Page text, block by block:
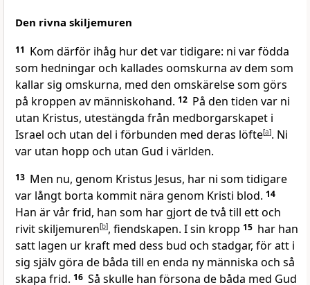
Den rivna skiljemuren
11 Kom därför ihåg hur det var tidigare: ni var födda
som hedningar och kallades oomskurna av dem som
kallar sig omskurna, med den omskärelse som görs
på kroppen av människohand. 12 På den tiden var ni
utan Kristus, utestängda från medborgarskapet i
Israel och utan del i förbunden med deras löfte[a]. Ni
var utan hopp och utan Gud i världen.
13 Men nu, genom Kristus Jesus, har ni som tidigare
var långt borta kommit nära genom Kristi blod. 14
Han är vår frid, han som har gjort de två till ett och
rivit skiljemuren[b], fiendskapen. I sin kropp 15 har han
satt lagen ur kraft med dess bud och stadgar, för att i
sig själv göra de båda till en enda ny människa och så
skapa frid. 16 Så skulle han försona de båda med Gud